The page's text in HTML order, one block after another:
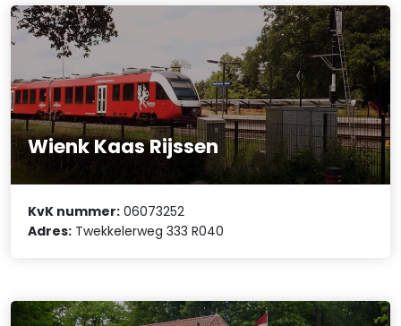
Wienk Kaas Rijssen
KvK nummer: 06073252
Adres: Twekkelerweg 333 R040